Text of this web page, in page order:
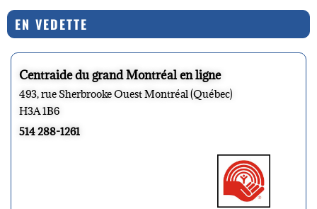
EN VEDETTE
Centraide du grand Montréal en ligne
493, rue Sherbrooke Ouest Montréal (Québec)
H3A 1B6
514 288-1261